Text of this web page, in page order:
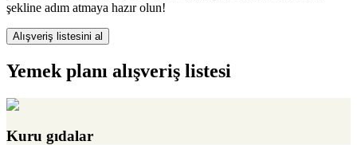
şekline adım atmaya hazır olun!
Alışveriş listesini al
Yemek planı alışveriş listesi
Kuru gıdalar